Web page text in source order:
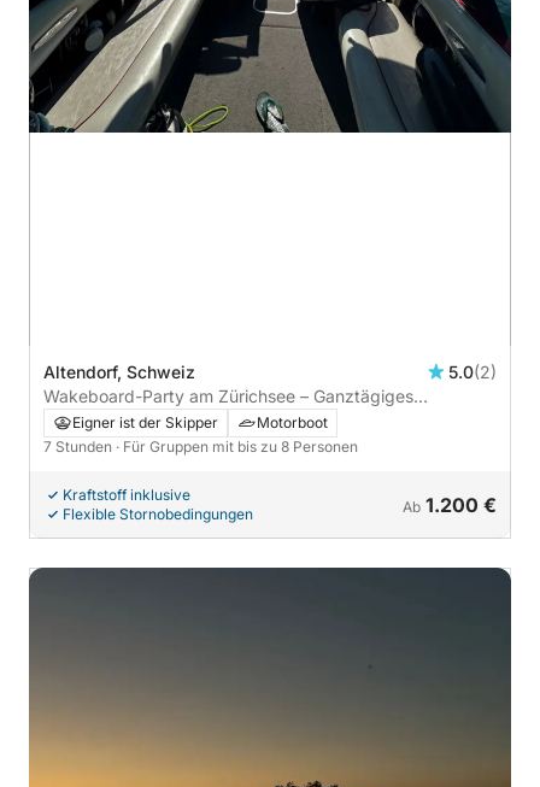
Altendorf, Schweiz 5.0(2)
Wakeboard-Party am Zürichsee – Ganztägiges
Geburtstags- oder Feiererlebnis
Eigner ist der Skipper
Motorboot
7 Stunden · Für Gruppen mit bis zu 8 Personen
Kraftstoff inklusive
Flexible Stornobedingungen
Ab 1.200 €